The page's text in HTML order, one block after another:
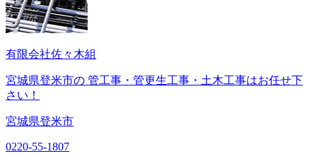
有限会社佐々木組
宮城県登米市の 管工事・管更生工事・土木工事はお任せ下
さい！
宮城県登米市
0220-55-1807